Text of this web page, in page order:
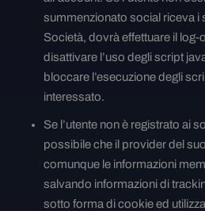
summenzionato social riceva i
Società, dovrà effettuare il log-
disattivare l’uso degli script
bloccare l’esecuzione degli
interessato.
Se l’utente non è registrato ai
possibile che il provider del
comunque le informazioni
salvando informazioni di
sotto forma di cookie ed